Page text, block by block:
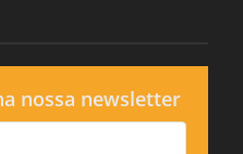
nossa newsletter